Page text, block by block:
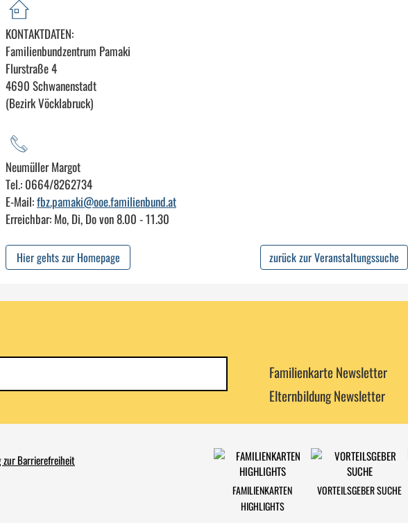
KONTAKTDATEN:
Familienbundzentrum Pamaki
Flurstraße 4
4690 Schwanenstadt
(Bezirk Vöcklabruck)
Neumüller Margot
Tel.: 0664/8262734
E-Mail:fbz.pamaki@ooe.familienbund.at
Erreichbar: Mo, Di, Do von 8.00 - 11.30
Hier gehts zur Homepage zurück zur Veranstaltungssuche
Newsletterkategorie
abonnieren
Familienkarte Newsletter
Elternbildung Newsletter
zur Barrierefreiheit
FAMILIENKARTEN
HIGHLIGHTS
VORTEILSGEBER SUCHE